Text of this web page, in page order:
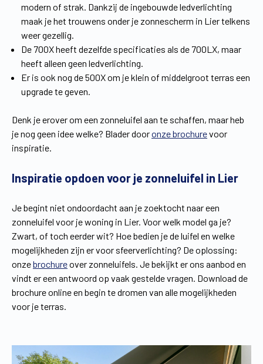
modern of strak. Dankzij de ingebouwde ledverlichting
maak je het trouwens onder je zonnescherm in Lier telkens
weer gezellig.
De 700X heeft dezelfde specificaties als de 700LX, maar
heeft alleen geen ledverlichting.
Er is ook nog de 500X om je klein of middelgroot terras een
upgrade te geven.
Denk je erover om een zonneluifel aan te schaffen, maar heb
je nog geen idee welke? Blader dooronze brochurevoor
inspiratie.
Inspiratie opdoen voor je zonneluifel in Lier
Je begint niet ondoordacht aan je zoektocht naar een
zonneluifel voor je woning in Lier. Voor welk model ga je?
Zwart, of toch eerder wit? Hoe bedien je de luifel en welke
mogelijkheden zijn er voor sfeerverlichting? De oplossing:
onzebrochureover zonneluifels. Je bekijkt er ons aanbod en
vindt er een antwoord op vaak gestelde vragen. Download de
brochure online en begin te dromen van alle mogelijkheden
voor je terras.